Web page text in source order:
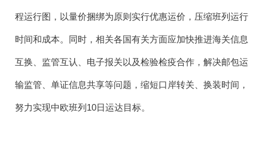
程运行图，以量价捆绑为原则实行优惠运价，压缩班列运行
时间和成本。同时，相关各国有关方面应加快推进海关信息
互换、监管互认、电子报关以及检验检疫合作，解决邮包运
输监管、单证信息共享等问题，缩短口岸转关、换装时间，
努力实现中欧班列10日运达目标。